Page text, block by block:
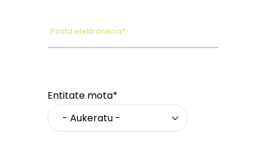
Posta elektronikoa*
Entitate mota*